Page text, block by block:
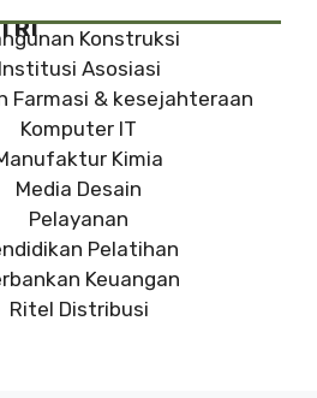
Konstruksi
Institusi Asosiasi
Farmasi & kesejahteraan
Komputer IT
Kimia
Media Desain
Pelayanan
Pelatihan
Keuangan
Ritel Distribusi